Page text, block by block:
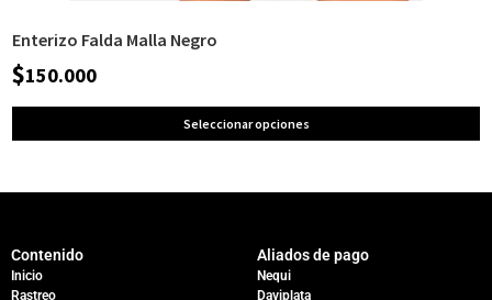
Enterizo Falda Malla Negro
$150.000
Seleccionar opciones
Contenido
Inicio
Rastreo
Aliados de pago
Nequi
Daviplata